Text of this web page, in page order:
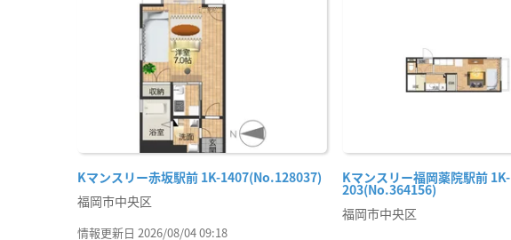
Kマンスリー赤坂駅前 1K-1407(No.128037)
福岡市中央区
情報更新日 2026/08/04 09:18
Kマンスリー福岡薬院駅前 1K-
203(No.364156)
福岡市中央区